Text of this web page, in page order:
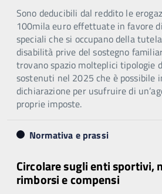
Sono deducibili dal reddito le
100mila euro effettuate in favore
speciali che si occupano della
disabilità prive del sostegno
trovano spazio molteplici tipologie
sostenuti nel 2025 che è possibile
dichiarazione per usufruire di
proprie imposte.
Normativa e prassi
Circolare sugli enti sportivi,
rimborsi e compensi